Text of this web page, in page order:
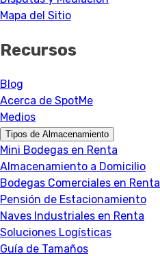
Mapa del Sitio
Recursos
Blog
Acerca de SpotMe
Medios
Tipos de Almacenamiento
Mini Bodegas en Renta
Almacenamiento a Domicilio
Bodegas Comerciales en Renta
Pensión de Estacionamiento
Naves Industriales en Renta
Soluciones Logísticas
Guía de Tamaños